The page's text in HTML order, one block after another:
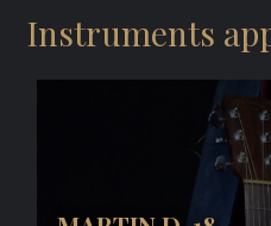
Instruments